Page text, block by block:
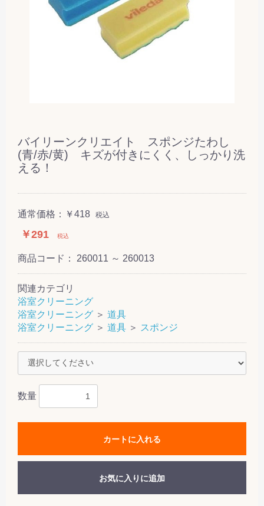
バイリーンクリエイト スポンジたわし
(青/赤/黄) キズが付きにくく、しっかり洗
える！
通常価格： ￥418 税込
￥291 税込
商品コード： 260011 ～ 260013
関連カテゴリ
浴室クリーニング
浴室クリーニング ＞ 道具
浴室クリーニング ＞ 道具 ＞ スポンジ
数量
カートに入れる
お気に入りに追加